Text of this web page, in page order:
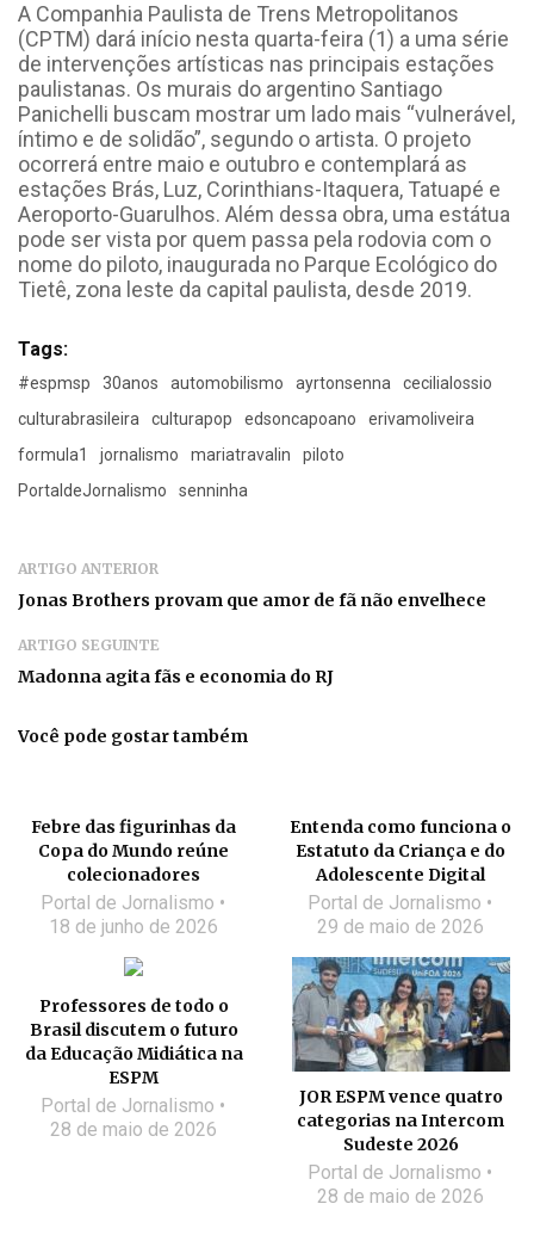
A Companhia Paulista de Trens Metropolitanos
(CPTM) dará início nesta quarta-feira (1) a uma série
de intervenções artísticas nas principais estações
paulistanas. Os murais do argentino Santiago
Panichelli buscam mostrar um lado mais “vulnerável,
íntimo e de solidão”, segundo o artista. O projeto
ocorrerá entre maio e outubro e contemplará as
estações Brás, Luz, Corinthians-Itaquera, Tatuapé e
Aeroporto-Guarulhos. Além dessa obra, uma estátua
pode ser vista por quem passa pela rodovia com o
nome do piloto, inaugurada no Parque Ecológico do
Tietê, zona leste da capital paulista, desde 2019.
Tags:
#espmsp 30anos automobilismo ayrtonsenna
cecilialossio
culturabrasileira
culturapop edsoncapoano
erivamoliveira
formula1
jornalismo mariatravalin
piloto
PortaldeJornalismo
senninha
ARTIGO ANTERIOR
Jonas Brothers provam que amor de fã não envelhece
ARTIGO SEGUINTE
Madonna agita fãs e economia do RJ
Você pode gostar também
Febre das figurinhas da
Copa do Mundo reúne
colecionadores
Portal de Jornalismo
18 de junho de 2026
Entenda como funciona o
Estatuto da Criança e do
Adolescente Digital
Portal de Jornalismo
29 de maio de 2026
Professores de todo o
Brasil discutem o futuro
da Educação Midiática na
ESPM
Portal de Jornalismo
28 de maio de 2026
JOR ESPM vence quatro
categorias na Intercom
Sudeste 2026
Portal de Jornalismo
28 de maio de 2026